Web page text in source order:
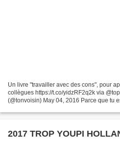
Un livre "travailler avec des cons", pour
collègues https://t.co/yidzRF2q2k via
(@tonvoisin) May 04, 2016 Parce que tu
2017 TROP YOUPI HOLLANDE RASE GRATIS,